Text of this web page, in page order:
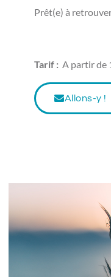
Prêt(e) à
Tarif : A partir de
Allons-y !